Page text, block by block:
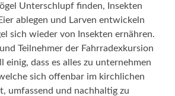
Unterschlupf finden, Insekten
ablegen und Larven entwickeln
sich wieder von Insekten ernähren.
Teilnehmer der Fahrradexkursion
einig, dass es alles zu unternehmen
sich offenbar im kirchlichen
umfassend und nachhaltig zu